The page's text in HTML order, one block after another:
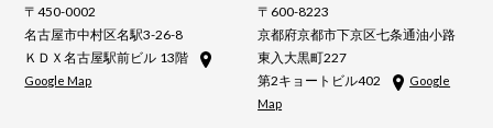
〒450-0002
名古屋市中村区名駅3-26-8
ＫＤＸ名古屋駅前ビル 13階
Google Map
〒600-8223
京都府京都市下京区七条通油小路
東入大黒町227
第2キョートビル402
Google
Map